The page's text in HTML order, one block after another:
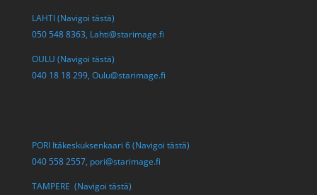
LAHTI (Navigoi tästä)
050 548 8363, Lahti@starimage.fi
OULU (Navigoi tästä)
040 18 18 299, Oulu@starimage.fi
PORI Itäkeskuksenkaari 6 (Navigoi tästä)
040 558 2557, pori@starimage.fi
TAMPERE (Navigoi tästä)